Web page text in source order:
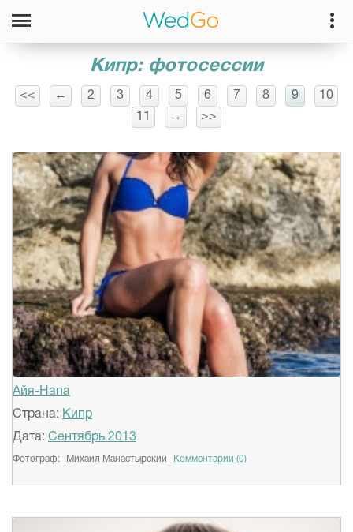
Кипр: фотосессии
<< ← 2 3 4 5 6 7 8 9
10
→ >>
Айя-Напа
Страна: Кипр
Дата: Сентябрь 2013
Фотограф: Михаил Манастырский Комментарии (0)